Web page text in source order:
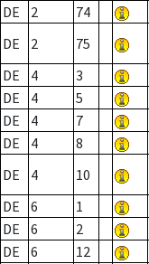
DE
2 74
DE
2 75
DE
4 3
DE
4 5
DE
4 7
DE
4 8
DE
4 10
DE
6 1
DE
6 2
DE
6 12